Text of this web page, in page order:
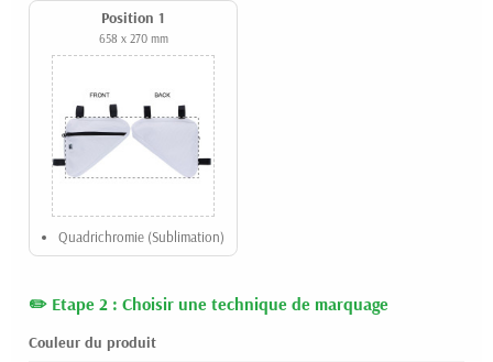
Position 1
658 x 270 mm
Quadrichromie (Sublimation)
Etape 2 : Choisir une technique de marquage
Couleur du produit